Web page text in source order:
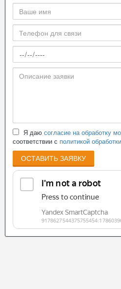
Я даю согласие на обработку
соответствии с политикой
ОСТАВИТЬ ЗАЯВКУ